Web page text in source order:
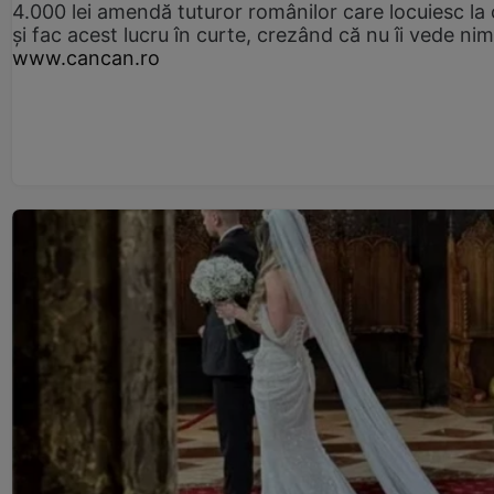
4.000 lei amendă tuturor românilor care locuiesc la
și fac acest lucru în curte, crezând că nu îi vede
www.cancan.ro